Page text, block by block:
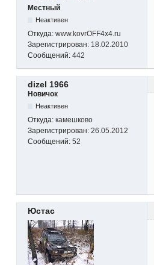
Местный
Неактивен
Откуда: www.kovrOFF4x4.ru
Зарегистрирован: 18.02.2010
Сообщений: 442
dizel 1966
Новичок
Неактивен
Откуда: камешково
Зарегистрирован: 26.05.2012
Сообщений: 52
Юстас